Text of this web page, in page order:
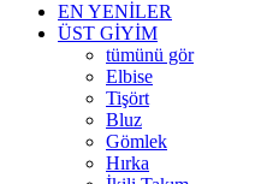
EN YENİLER
ÜST GİYİM
tümünü gör
Elbise
Tişört
Bluz
Gömlek
Hırka